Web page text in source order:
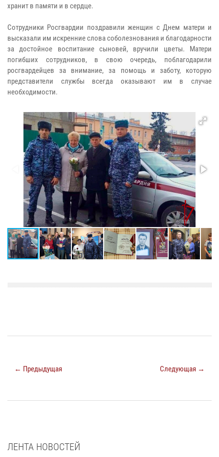
хранит в памяти и в сердце.
Сотрудники Росгвардии поздравили женщин с Днем матери и
высказали им искренние слова соболезнования и благодарности
за достойное воспитание сыновей, вручили цветы. Матери
погибших сотрудников, в свою очередь, поблагодарили
росгвардейцев за внимание, за помощь и заботу, которую
представители службы всегда оказывают им в случае
необходимости.​​​​​​​
← Предыдущая Следующая →
ЛЕНТА НОВОСТЕЙ